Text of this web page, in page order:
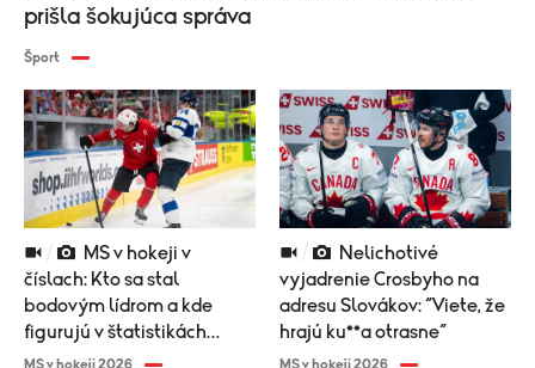
prišla šokujúca správa
Šport
číslach: Kto sa stal
bodovým lídrom a kde
figurujú v štatistikách
Slováci?
MS v hokeji 2026
vyjadrenie Crosbyho na
adresu Slovákov: “Viete, že
hrajú ku**a otrasne“
MS v hokeji 2026